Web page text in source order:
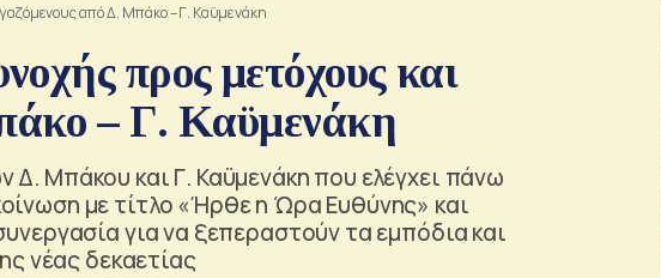
από Δ. Μπάκο – Γ. Καϋμενάκη
προς μετόχους και
– Γ. Καϋμενάκη
Μπάκου και Γ. Καϋμενάκη που ελέγχει πάνω
με τίτλο «Ήρθε η Ώρα Ευθύνης» και
για να ξεπεραστούν τα εμπόδια και
νέας δεκαετίας